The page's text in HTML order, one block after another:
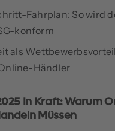
Fahrplan: So wird
konform
als
Händler
In Kraft: Warum
Müssen